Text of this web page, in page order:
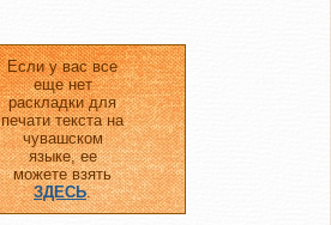
Если у вас все
еще нет
раскладки для
печати текста на
чувашском
языке, ее
можете взять
ЗДЕСЬ.